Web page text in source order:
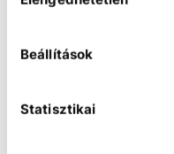
Beállítások
Statisztikai